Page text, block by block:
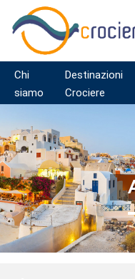
Chi
siamo
Destinazioni
Crociere